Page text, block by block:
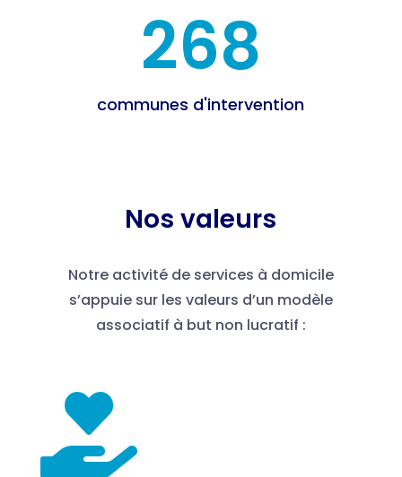
268
communes d'intervention
Nos valeurs
Notre activité de services à domicile
s’appuie sur les valeurs d’un modèle
associatif à but non lucratif :
